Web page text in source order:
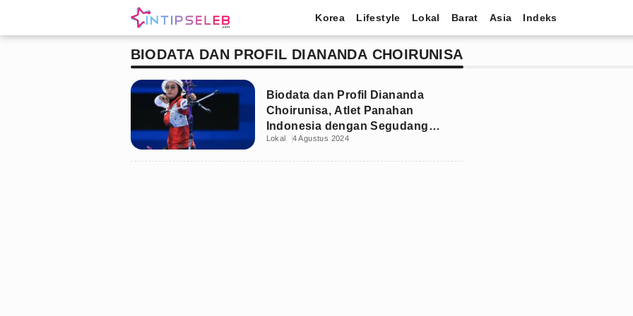
Korea Lifestyle Lokal Barat Asia Indeks
BIODATA DAN PROFIL DIANANDA CHOIRUNISA
Biodata dan Profil Diananda
Choirunisa, Atlet Panahan
Indonesia dengan Segudang
Prestasi
Lokal 4 Agustus 2024